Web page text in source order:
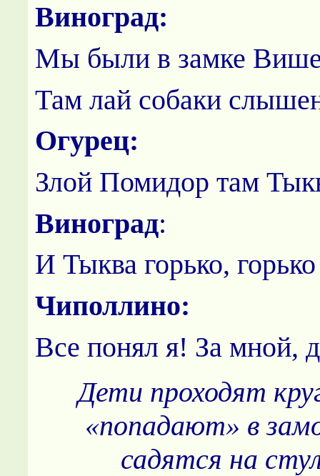
Виноград:
Мы были в замке
Там лай собаки
Огурец:
Злой Помидор там
Виноград:
И Тыква горько,
Чиполлино:
Все понял я! За мной,
Дети проходят
«попадают» в
садятся на